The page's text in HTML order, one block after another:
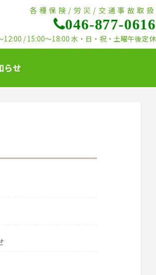
各種保険/労災/交通事故取扱
046-877-0616
12:00 / 15:00〜18:00 水・日・祝・土曜午後定休
らせ